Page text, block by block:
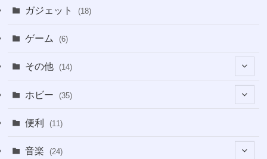
(16)
(1)
(3)
(12)
(4)
ガジェット (18)
ゲーム (6)
その他 (14)
(1)
ホビー (35)
便利 (11)
音楽 (24)